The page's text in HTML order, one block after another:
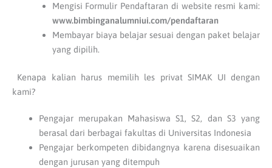
Mengisi Formulir Pendaftaran di website resmi kami:
www.bimbinganalumniui.com/pendaftaran
Membayar biaya belajar sesuai dengan paket belajar
yang dipilih.
Kenapa kalian harus memilih les privat SIMAK UI dengan
kami?
Pengajar merupakan Mahasiswa S1, S2, dan S3 yang
berasal dari berbagai fakultas di Universitas Indonesia
Pengajar berkompeten dibidangnya karena disesuaikan
dengan jurusan yang ditempuh